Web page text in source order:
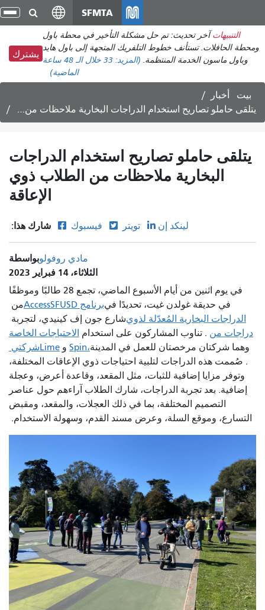
انتقل
إلى
المحتوى
الرئيسي
SFMTA
التنبيهات آخر تحديث: تم حل مشكلة التأخير في محطة باول
ومحطة الحافلات. تستأنف خطوط التلفريك المتجهة إلى باول هايد
وباول ماسون الخدمة المنتظمة. (المزيد: 33
خلال الـ 48 ساعة
الماضية)
يشترك
بيت
أخبار
يتلقى حاملو تصاريح استخدام الدراجات البخارية ملاحظات من الطلاب ذوي الإعاقة
يتلقى حاملو تصاريح استخدام الدراجات
البخارية ملاحظات من الطلاب ذوي
الإعاقة
شارك هذا: فيسبوك تويتر لينكد إن
بواسطةمادي روفولو
الثلاثاء، 14 فبراير 2023
في يوم اثنين من أيام الأسبوع الماضي، تجمع 28 طالبًا وموظفًا
من
برنامج AccessSFUSDفي حديقة غولدن غيت، تحديدًا في
شارع جون إف كينيدي، لتجربةالدراجات البخارية المُعدّلة لذوي
الاحتياجات الخاصة . تناوب المشاركون على استخدام دراجات من
شركتيLime و Spin،وهما شركتان مرخصتان للعمل في المدينة
. صُممت هذه الدراجات لتلبية احتياجات ذوي الإعاقات المختلفة،
وتوفر مزايا إضافية للثبات، مثل المقعد، وقاعدة أعرض، وعجلة
إضافية. بعد تجربة الدراجات، شارك الطلاب آراءهم حول عناصر
التصميم المختلفة، بما في ذلك العجلات، والمقعد، ومقبض
التسارع، وموقع السلة، وعرض مسند القدم، وسهولة الاستخدام.